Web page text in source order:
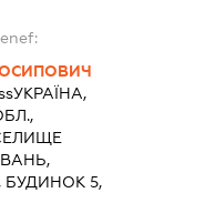
УКРАЇНА,
5,